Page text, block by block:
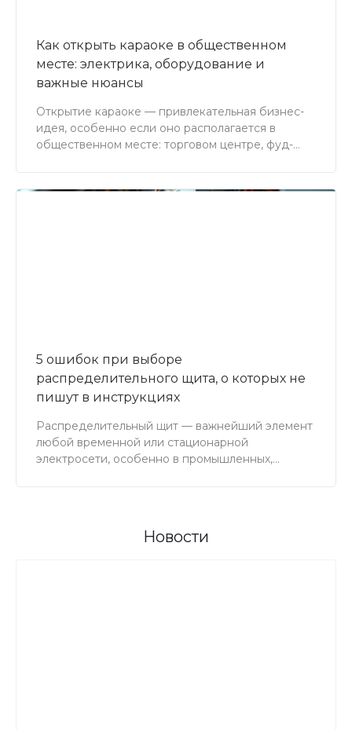
Как открыть караоке в общественном
месте: электрика, оборудование и
важные нюансы
Открытие караоке — привлекательная бизнес-
идея, особенно если оно располагается в
общественном месте: торговом центре, фуд-
отличным дополнением к ресторану, бару,
5 ошибок при выборе
распределительного щита, о которых не
пишут в инструкциях
Распределительный щит — важнейший элемент
любой временной или стационарной
электросети, особенно в промышленных,
Новости